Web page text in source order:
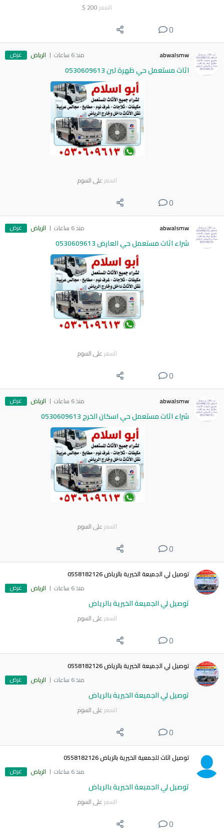
السعر 200
$
0
abwalsmw منذ 6 ساعات الرياض عرض
اثاث مستعمل حي ظهرة لبن 0530609613
السعر على السوم
0
abwalsmw منذ 6 ساعات الرياض عرض
شراء اثاث مستعمل حي العارض 0530609613
السعر على السوم
0
abwalsmw منذ 6 ساعات الرياض عرض
شراء اثاث مستعمل حي اسكان الخرج 0530609613
السعر على السوم
0
توصيل لي الجميعة الخيرية بالرياض 0558182126
منذ 6 ساعات
الرياض عرض
توصيل لي الجميعة الخيرية بالرياض
السعر على السوم
0
توصيل لي الجميعة الخيرية بالرياض 0558182126
منذ 6 ساعات
الرياض عرض
توصيل لي الجميعة الخيرية بالرياض
السعر على السوم
0
توصيل اثاث للجمعية الخيرية بالرياض 0558182126
منذ 6 ساعات
الرياض عرض
توصيل لي الجميعة الخيرية بالرياض
السعر على السوم
0